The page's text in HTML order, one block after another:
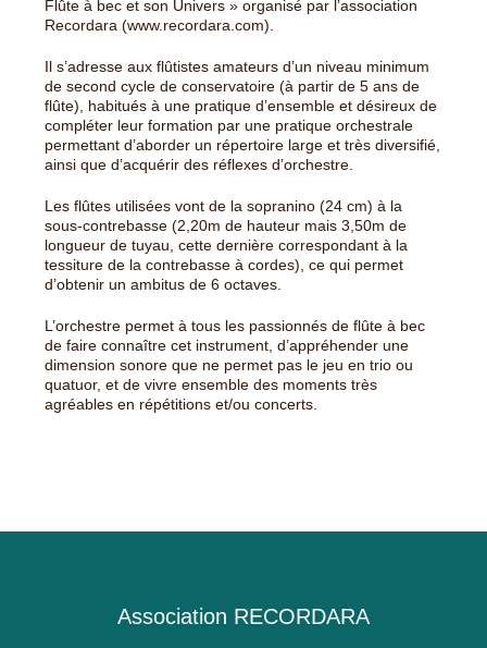
Flûte à bec et son Univers » organisé par l’association
Recordara (www.recordara.com).
Il s’adresse aux flûtistes amateurs d’un niveau minimum
de second cycle de conservatoire (à partir de 5 ans de
flûte), habitués à une pratique d’ensemble et désireux de
compléter leur formation par une pratique orchestrale
permettant d’aborder un répertoire large et très diversifié,
ainsi que d’acquérir des réflexes d’orchestre.
Les flûtes utilisées vont de la sopranino (24 cm) à la
sous-contrebasse (2,20m de hauteur mais 3,50m de
longueur de tuyau, cette dernière correspondant à la
tessiture de la contrebasse à cordes), ce qui permet
d’obtenir un ambitus de 6 octaves.
L’orchestre permet à tous les passionnés de flûte à bec
de faire connaître cet instrument, d’appréhender une
dimension sonore que ne permet pas le jeu en trio ou
quatuor, et de vivre ensemble des moments très
agréables en répétitions et/ou concerts.
Association RECORDARA